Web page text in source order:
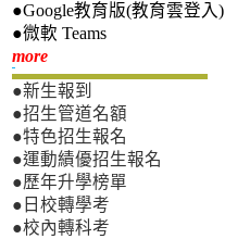
●Google教育版(教育雲登入)
●微軟 Teams
more新生專區
●新生報到
●招生管道名額
●特色招生報名
●運動績優招生報名
●歷年升學榜單
●日校轉學考
●校內轉科考